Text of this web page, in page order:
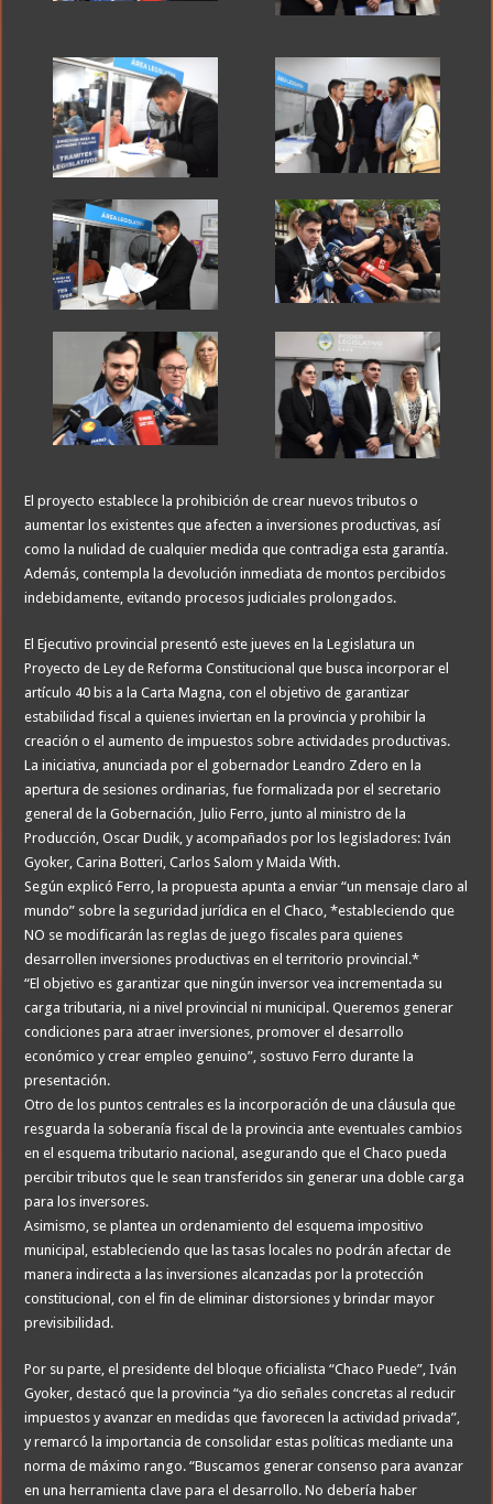
El proyecto establece la prohibición de crear nuevos tributos o
aumentar los existentes que afecten a inversiones productivas, así
como la nulidad de cualquier medida que contradiga esta garantía.
Además, contempla la devolución inmediata de montos percibidos
indebidamente, evitando procesos judiciales prolongados.
El Ejecutivo provincial presentó este jueves en la Legislatura un
Proyecto de Ley de Reforma Constitucional que busca incorporar el
artículo 40 bis a la Carta Magna, con el objetivo de garantizar
estabilidad fiscal a quienes inviertan en la provincia y prohibir la
creación o el aumento de impuestos sobre actividades productivas.
La iniciativa, anunciada por el gobernador Leandro Zdero en la
apertura de sesiones ordinarias, fue formalizada por el secretario
general de la Gobernación, Julio Ferro, junto al ministro de la
Producción, Oscar Dudik, y acompañados por los legisladores: Iván
Gyoker, Carina Botteri, Carlos Salom y Maida With.
Según explicó Ferro, la propuesta apunta a enviar “un mensaje claro al
mundo” sobre la seguridad jurídica en el Chaco, *estableciendo que
NO se modificarán las reglas de juego fiscales para quienes
desarrollen inversiones productivas en el territorio provincial.*
“El objetivo es garantizar que ningún inversor vea incrementada su
carga tributaria, ni a nivel provincial ni municipal. Queremos generar
condiciones para atraer inversiones, promover el desarrollo
económico y crear empleo genuino”, sostuvo Ferro durante la
presentación.
Otro de los puntos centrales es la incorporación de una cláusula que
resguarda la soberanía fiscal de la provincia ante eventuales cambios
en el esquema tributario nacional, asegurando que el Chaco pueda
percibir tributos que le sean transferidos sin generar una doble carga
para los inversores.
Asimismo, se plantea un ordenamiento del esquema impositivo
municipal, estableciendo que las tasas locales no podrán afectar de
manera indirecta a las inversiones alcanzadas por la protección
constitucional, con el fin de eliminar distorsiones y brindar mayor
previsibilidad.
Por su parte, el presidente del bloque oficialista “Chaco Puede”, Iván
Gyoker, destacó que la provincia “ya dio señales concretas al reducir
impuestos y avanzar en medidas que favorecen la actividad privada”,
y remarcó la importancia de consolidar estas políticas mediante una
norma de máximo rango. “Buscamos generar consenso para avanzar
en una herramienta clave para el desarrollo. No debería haber